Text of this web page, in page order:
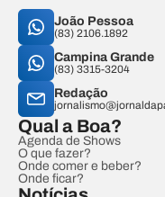
João Pessoa
(83) 2106.1892
Campina Grande
(83) 3315-3204
Redação
Qual a Boa?
Agenda de Shows
O que fazer?
Onde comer e beber?
Onde ficar?